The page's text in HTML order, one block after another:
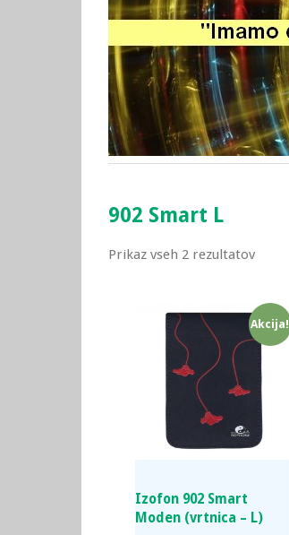
902 Smart L
Prikaz vseh 2 rezultatov
Akcija!
Izofon 902 Smart
Moden (vrtnica – L)